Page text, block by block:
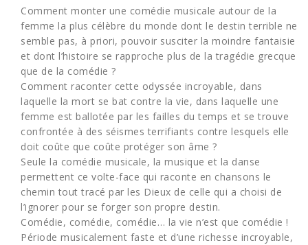
Comment monter une comédie musicale autour de la
femme la plus célèbre du monde dont le destin terrible ne
semble pas, à priori, pouvoir susciter la moindre fantaisie
et dont l’histoire se rapproche plus de la tragédie grecque
que de la comédie ?
Comment raconter cette odyssée incroyable, dans
laquelle la mort se bat contre la vie, dans laquelle une
femme est ballotée par les failles du temps et se trouve
confrontée à des séismes terrifiants contre lesquels elle
doit coûte que coûte protéger son âme ?
Seule la comédie musicale, la musique et la danse
permettent ce volte-face qui raconte en chansons le
chemin tout tracé par les Dieux de celle qui a choisi de
l’ignorer pour se forger son propre destin.
Comédie, comédie, comédie… la vie n’est que comédie !
Période musicalement faste et d’une richesse incroyable,